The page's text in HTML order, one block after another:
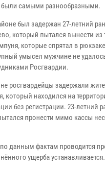
самыми разнообразными.
был задержан 27-летний
который пытался вынести из
которые спрятал в
умысел мужчине не
Росгвардии.
росгвардейцы задержали
который находился на
без регистрации. 23-летний
пронести мимо кассы
данным фактам проводится
ущерба устанавливается.